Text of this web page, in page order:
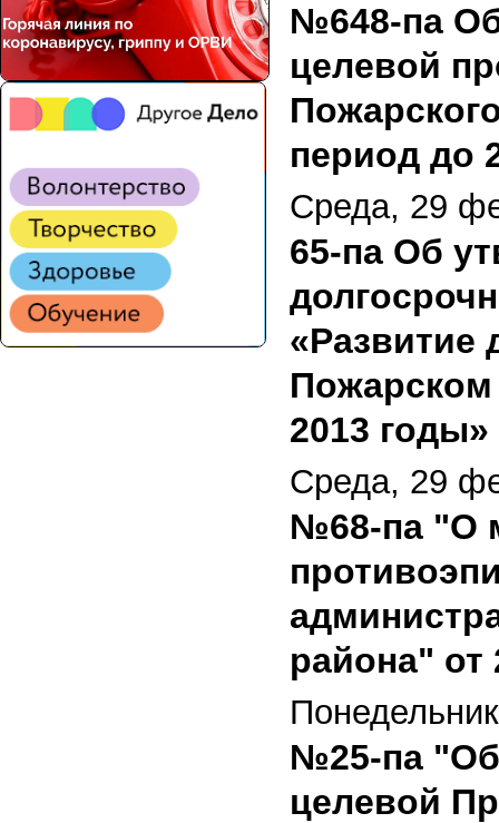
№648-па
целевой
период до
Среда, 29
65-па Об
«Развитие
Пожарском
2013 годы»
Среда, 29
№68-па "О
района" от
№25-па "Об
целевой